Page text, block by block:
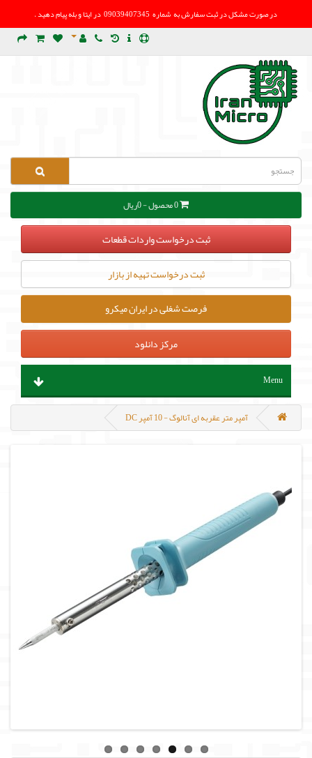
در صورت مشکل درثبت سفارش به شماره 09039407345 در ایتا و بله پیام دهید .
0 محصول - 0ریال
ثبت درخواست واردات قطعات
ثبت درخواست تهیه از بازار
فرصت شغلی در ایران میکرو
مرکز دانلود
Menu
ابزار آلات و تجهیزات
سنسور و ماژول
پروگرامر ، هدربورد و مینی کامپیوتر
منابع تغذیه و باتری
آمپر متر عقربه ای آنالوگ - 10 آمپر DC